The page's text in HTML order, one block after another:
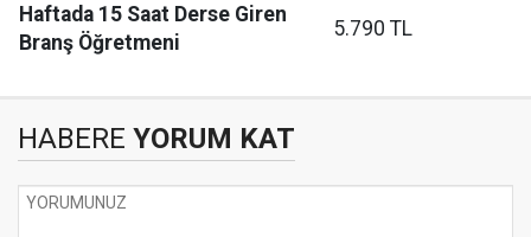
Haftada 15 Saat Derse Giren
Branş Öğretmeni
5.790 TL
HABERE YORUM KAT